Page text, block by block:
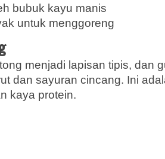
bubuk kayu manis
untuk menggoreng
menjadi lapisan tipis, dan
dan sayuran cincang. Ini
kaya protein.